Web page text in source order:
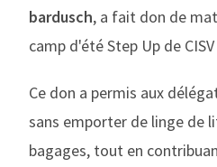
bardusch, a fait don de
camp d'été Step Up de CISV
Ce don a permis aux
sans emporter de linge de
bagages, tout en